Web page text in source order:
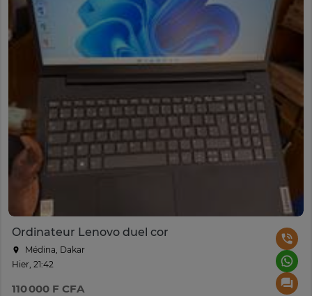
Ordinateur Lenovo duel cor
Médina, Dakar
Hier, 21:42
110 000 F CFA